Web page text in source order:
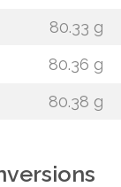
80.33 g
80.36 g
80.38 g